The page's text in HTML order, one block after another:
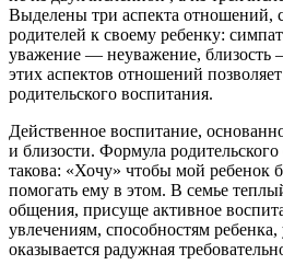
Выделены три аспекта отношений,
родителей к своему ребенку:
уважение — неуважение, близость
этих аспектов отношений
родительского воспитания.
Действенное воспитание,
и близости. Формула
такова: «Хочу» чтобы мой ребенок
помогать ему в этом. В семье
общения, присуще активное
увлечениям, способностям
оказывается радужная